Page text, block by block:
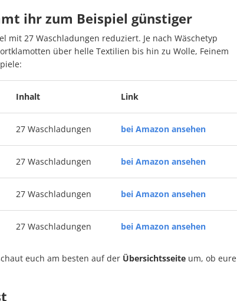
ihr zum Beispiel günstiger
mit 27 Waschladungen reduziert. Je nach Wäschetyp
über helle Textilien bis hin zu Wolle, Feinem
Inhalt Link
27 Waschladungen bei Amazon ansehen
27 Waschladungen bei Amazon ansehen
27 Waschladungen bei Amazon ansehen
27 Waschladungen bei Amazon ansehen
euch am besten auf der Übersichtsseite um, ob eure